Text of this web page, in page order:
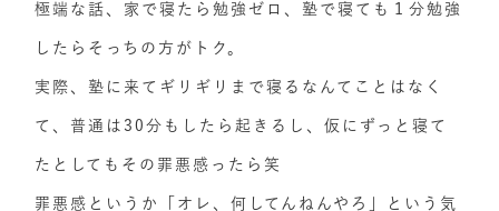
極端な話、家で寝たら勉強ゼロ、塾で寝ても１分勉強
したらそっちの方がトク。
実際、塾に来てギリギリまで寝るなんてことはなく
て、普通は30分もしたら起きるし、仮にずっと寝て
たとしてもその罪悪感ったら笑
罪悪感というか「オレ、何してんねんやろ」という気